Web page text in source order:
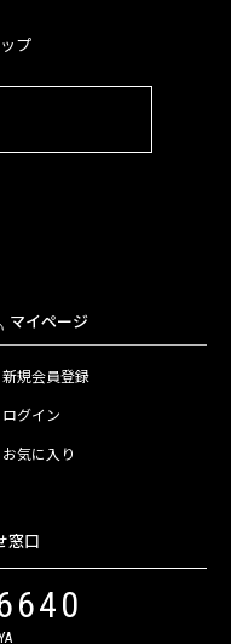
プ
マイページ
新規会員登録
ログイン
お気に入り
窓口